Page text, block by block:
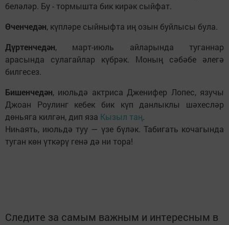
беләләр. Бу - тормышта бик кирәк сыйфат.
Өченчедән, күпләре сыйныфта иң озын буйлысы була.
Дүртенчедән, март-июль айларында туганнар
арасында сулагайлар күбрәк. Моның сәбәбе әлегә
билгесез.
Бишенчедән, июльдә актриса Дженифер Лопес, язучы
Джоан Роулинг кебек бик күп данлыклы шәхесләр
дөньяга килгән, дип яза Кызыл таң.
Ниһаять, июльдә туу — үзе бүләк. Табигать кочагында
туган көн үткәрү генә дә ни тора!
Следите за самым важным и интересным в